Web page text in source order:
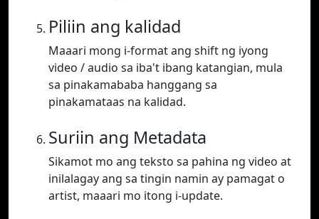
Piliin ang kalidad
Maaari mong i-format ang shift ng iyong
video / audio sa iba't ibang katangian, mula
sa pinakamababa hanggang sa
pinakamataas na kalidad.
Suriin ang Metadata
Sikamot mo ang teksto sa pahina ng video at
inilalagay ang sa tingin namin ay pamagat o
artist, maaari mo itong i-update.